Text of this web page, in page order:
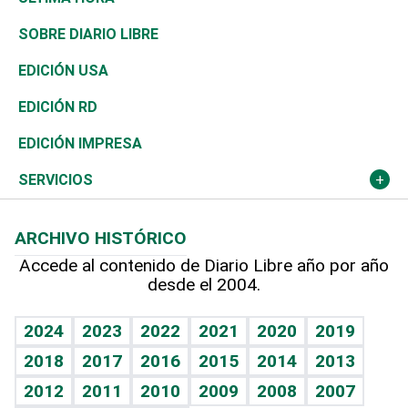
José Boquete
Reportajes
Asia
África
Ocenanía
Caribe
Resto del mundo
Consumo
Vivienda
Telecom.
Global y variable
Economía personal
Belleza
Buena Vida
Sociales
Novedades
Podcast Arte Libre
Hablando con el pediatra
Vida y familia
Eñe
Celebrando la vida
Golf
Ciclismo
Tenis
Olimpismo
Más deportes
Línea de hit
TBT Deportivo
De buena tinta
En Directo
El Espía
Noticiero Poteleche
Columnistas
Más firmas
Clima
Tecnología
Historia
Martes de tecnología
Cambio climático
Mundo
Economía
Revista
Deportes
Opinión
Hecho en casa
Guía del dinero
SOBRE DIARIO LIBRE
EDICIÓN USA
EDICIÓN RD
EDICIÓN IMPRESA
SERVICIOS
Cumpleaños
Horóscopos
Crucigramas
ARCHIVO HISTÓRICO
Accede al contenido de Diario Libre año por año
desde el 2004.
2024 2023 2022 2021 2020
2019
2018
2017 2016 2015 2014
2013
2012
2011 2010 2009 2008 2007